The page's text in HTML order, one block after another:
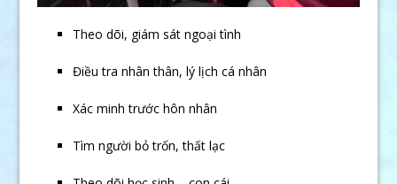
Theo dõi, giám sát ngoại tình
Điều tra nhân thân, lý lịch cá nhân
Xác minh trước hôn nhân
Tìm người bỏ trốn, thất lạc